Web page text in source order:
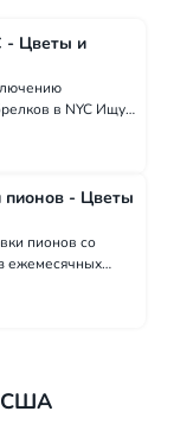
- Цветы и
в NYC Ищу
моих
- Цветы
пионов со
ежемесячных
городах.
США